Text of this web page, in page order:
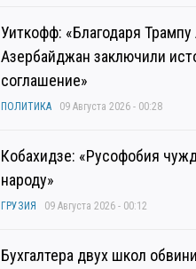
Уиткофф: «Благодаря
Азербайджан заключили
соглашение»
ПОЛИТИКА 09 Августа 2026 - 00:28
Кобахидзе: «Русофобия
народу»
ГРУЗИЯ 09 Августа 2026 - 00:12
Бухгалтера двух школ